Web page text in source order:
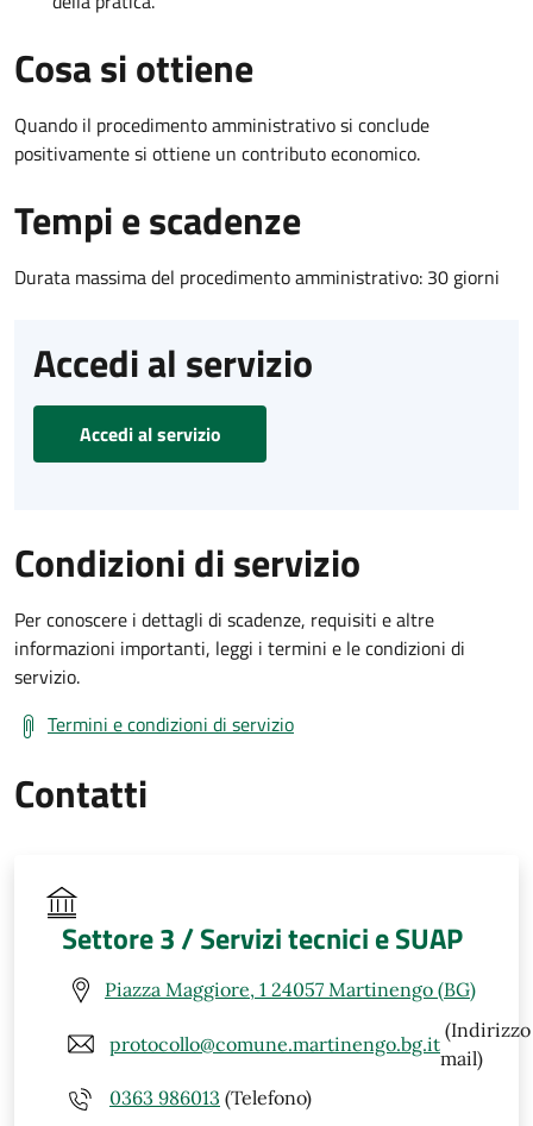
Cosa si ottiene
Quando il procedimento amministrativo si conclude
positivamente si ottiene un contributo economico.
Tempi e scadenze
Durata massima del procedimento amministrativo: 30 giorni
Accedi al servizio
Accedi al servizio
Condizioni di servizio
Per conoscere i dettagli di scadenze, requisiti e altre
informazioni importanti, leggi i termini e le condizioni di
servizio.
Termini e condizioni di servizio
Contatti
Settore 3 / Servizi tecnici e SUAP
Piazza Maggiore, 1 24057 Martinengo (BG)
protocollo@comune.martinengo.bg.it
(Indirizzo
mail)
0363 986013 (Telefono)